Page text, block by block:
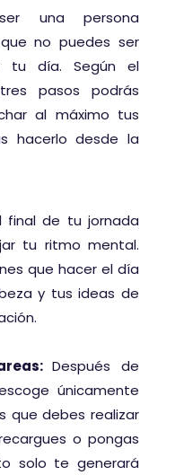
una persona
no puedes ser
tu día. Según el
pasos podrás
al máximo tus
hacerlo desde la
de tu jornada
tu ritmo mental.
que hacer el día
y tus ideas de
Después de
únicamente
que debes realizar
o pongas
solo te generará